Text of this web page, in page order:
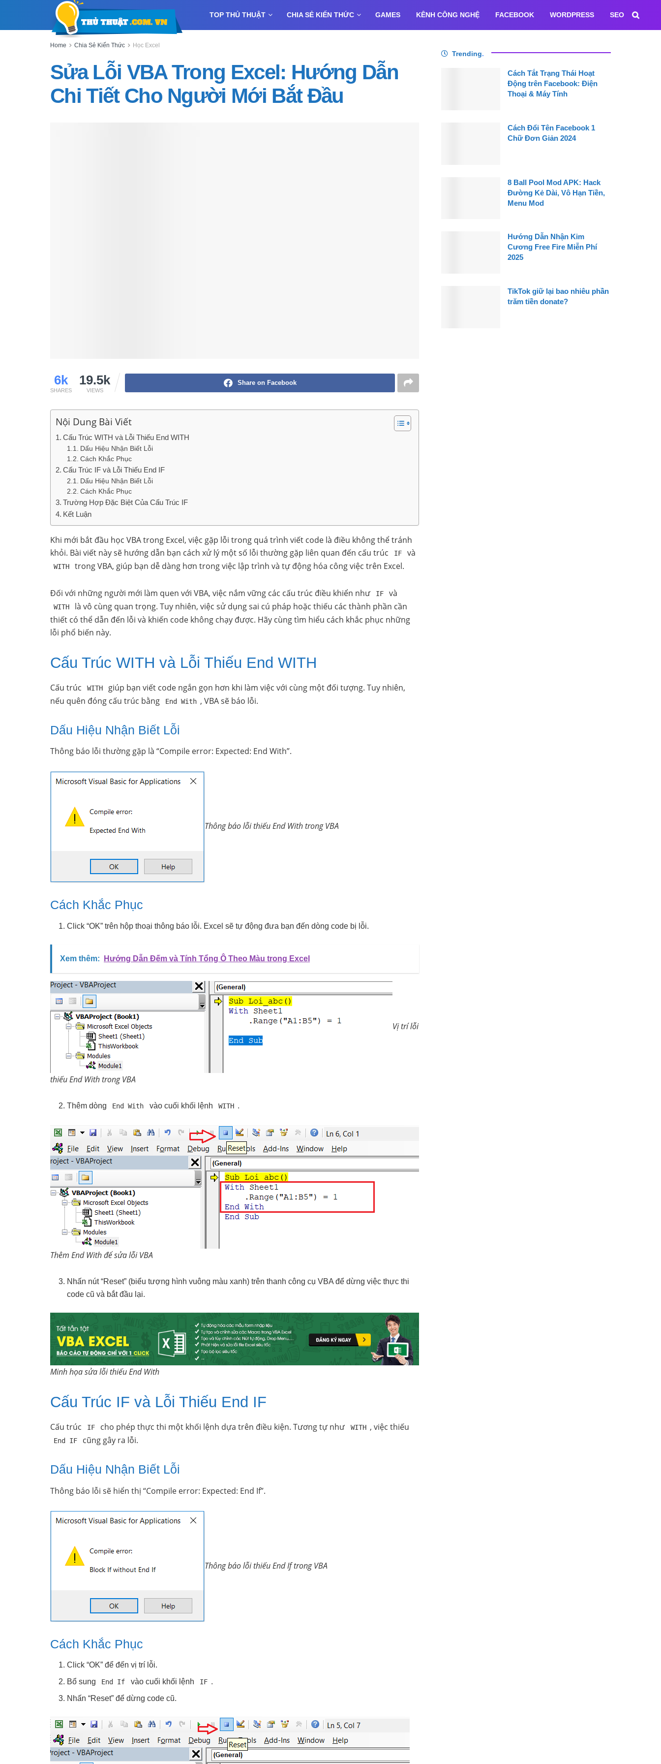
TOP THỦ THUẬT CHIA SẺ KIẾN THỨC GAMES KÊNH CÔNG NGHỆ FACEBOOK WORDPRESS SEO
Home Chia Sẻ Kiến Thức Học Excel
Sửa Lỗi VBA Trong Excel: Hướng Dẫn
Chi Tiết Cho Người Mới Bắt Đầu
6k
SHARES
19.5k
VIEWS
Share on Facebook
Nội Dung Bài Viết
Cấu Trúc WITH và Lỗi Thiếu End WITH
Dấu Hiệu Nhận Biết Lỗi
Cách Khắc Phục
Cấu Trúc IF và Lỗi Thiếu End IF
Dấu Hiệu Nhận Biết Lỗi
Cách Khắc Phục
Trường Hợp Đặc Biệt Của Cấu Trúc IF
Kết Luận
Khi mới bắt đầu học VBA trong Excel, việc gặp lỗi trong quá trình viết code là điều không thể tránh
khỏi. Bài viết này sẽ hướng dẫn bạn cách xử lý một số lỗi thường gặp liên quan đến cấu trúc
IF và
WITH trong VBA, giúp bạn dễ dàng hơn trong việc lập trình và tự động hóa công việc trên Excel.
Đối với những người mới làm quen với VBA, việc nắm vững các cấu trúc điều khiển như IF và
WITH
là vô cùng quan trọng. Tuy nhiên, việc sử dụng sai cú pháp hoặc thiếu các thành phần cần
thiết có thể dẫn đến lỗi và khiến code không chạy được. Hãy cùng tìm hiểu cách khắc phục những
lỗi phổ biến này.
Cấu Trúc WITH và Lỗi Thiếu End WITH
Cấu trúc WITH
giúp bạn viết code ngắn gọn hơn khi làm việc với cùng một đối tượng. Tuy nhiên,
nếu quên đóng cấu trúc bằng
End With , VBA sẽ báo lỗi.
Dấu Hiệu Nhận Biết Lỗi
Thông báo lỗi thường gặp là “Compile error: Expected: End With”.
Thông báo lỗi thiếu End With trong VBA
Cách Khắc Phục
Click “OK” trên hộp thoại thông báo lỗi. Excel sẽ tự động đưa bạn đến dòng code bị lỗi.
Xem thêm: Hướng Dẫn Đếm và Tính Tổng Ô Theo Màu trong Excel
Vị trí lỗi
thiếu End With trong VBA
Thêm dòng End With vào cuối khối lệnh WITH .
Thêm End With để sửa lỗi VBA
Nhấn nút “Reset” (biểu tượng hình vuông màu xanh) trên thanh công cụ VBA để dừng việc thực thi
code cũ và bắt đầu lại.
Minh họa sửa lỗi thiếu End With
Cấu Trúc IF và Lỗi Thiếu End IF
Cấu trúc IF cho phép thực thi một khối lệnh dựa trên điều kiện. Tương tự như WITH , việc thiếu
End IF cũng gây ra lỗi.
Dấu Hiệu Nhận Biết Lỗi
Thông báo lỗi sẽ hiển thị “Compile error: Expected: End If”.
Thông báo lỗi thiếu End If trong VBA
Cách Khắc Phục
Click “OK” để đến vị trí lỗi.
Bổ sung
End If vào cuối khối lệnh IF .
Nhấn “Reset” để dừng code cũ.
Trending.
Cách Tắt Trạng Thái Hoạt
Động trên Facebook: Điện
Thoại & Máy Tính
Cách Đổi Tên Facebook 1
Chữ Đơn Giản 2024
8 Ball Pool Mod APK: Hack
Đường Kẻ Dài, Vô Hạn Tiền,
Menu Mod
Hướng Dẫn Nhận Kim
Cương Free Fire Miễn Phí
2025
TikTok giữ lại bao nhiêu phần
trăm tiền donate?